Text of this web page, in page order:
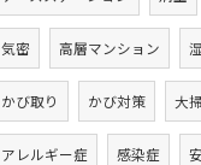
気密 高層マンション
かび取り かび対策 大
アレルギー症 感染症